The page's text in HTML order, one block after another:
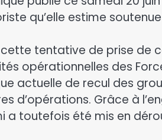
qu’elle estime
tentative de prise de
opérationnelles des
actuelle de recul des
d’opérations. Grâce à
a toutefois été mis en